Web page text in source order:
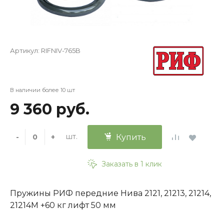
Артикул: RIFNIV-765B
В наличии более 10 шт
9 360 руб.
- + шт. Купить
Заказать в 1 клик
Пружины РИФ передние Нива 2121, 21213, 21214,
21214M +60 кг лифт 50 мм